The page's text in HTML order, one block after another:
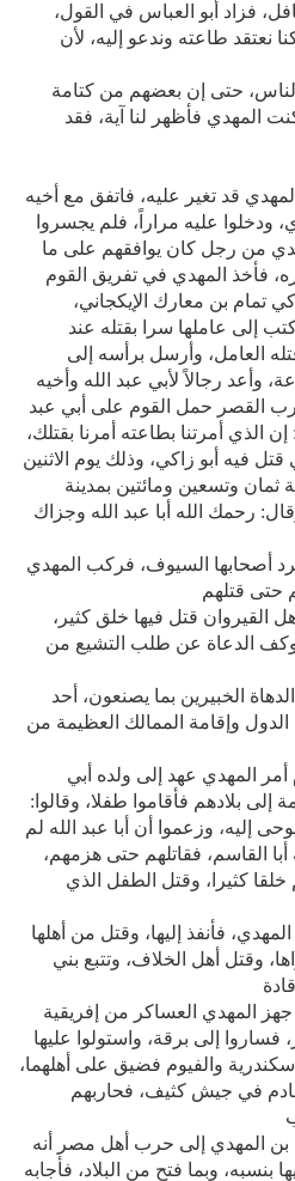
فزاد أبو العباس في القول،
نعتقد طاعته وندعو إليه، لأن
حتى إن بعضهم من كتامة
المهدي فأظهر لنا آية، فقد
قد تغير عليه، فاتفق مع أخيه
ودخلوا عليه مراراً، فلم يجسروا
من رجل كان يوافقهم على ما
فأخذ المهدي في تفريق القوم
تمام بن معارك الإيكجاني،
إلى عاملها سرا بقتله عند
العامل، وأرسل برأسه إلى
وأعد رجالاً لأبي عبد الله وأخيه
القصر حمل القوم على أبي عبد
إن الذي أمرتنا بطاعته أمرنا بقتلك،
فيه أبو زاكي، وذلك يوم الاثنين
وتسعين ومائتين بمدينة
رحمك الله أبا عبد الله وجزاك
أصحابها السيوف، فركب المهدي
حتى قتلهم
القيروان قتل فيها خلق كثير،
الدعاة عن طلب التشيع من
الخبيرين بما يصنعون، أحد
الدول وإقامة الممالك العظيمة من
أمر المهدي عهد إلى ولده أبي
إلى بلادهم فأقاموا طفلا، وقالوا:
إليه، وزعموا أن أبا عبد الله لم
القاسم، فقاتلهم حتى هزمهم،
خلقا كثيرا، وقتل الطفل الذي
فأنفذ إليها، وقتل من أهلها
وقتل أهل الخلاف، وتتبع بني
جهز المهدي العساكر من إفريقية
إلى برقة، واستولوا عليها
والفيوم فضيق على أهلهما،
في جيش كثيف، فحاربهم
المهدي إلى حرب أهل مصر أنه
بنسبه، وبما فتح من البلاد، فأجابه